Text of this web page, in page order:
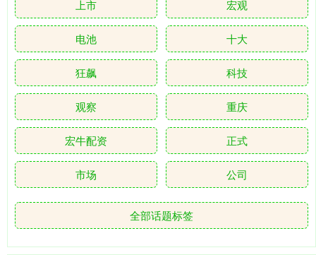
上市 宏观
电池 十大
狂飙 科技
观察 重庆
宏牛配资 正式
市场 公司
全部话题标签